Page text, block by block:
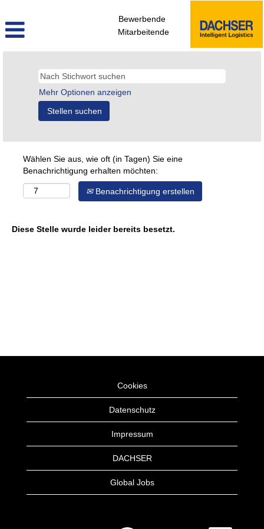
Bewerbende
Mitarbeitende
Mehr Optionen anzeigen
Wählen Sie aus, wie oft (in Tagen) Sie eine
Benachrichtigung erhalten möchten:
Benachrichtigung erstellen
Diese Stelle wurde leider bereits besetzt.
Cookies
Datenschutz
Impressum
DACHSER
Global Jobs